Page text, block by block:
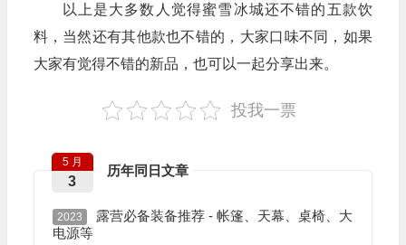
以上是大多数人觉得蜜雪冰城还不错的五款饮
料，当然还有其他款也不错的，大家口味不同，如果
大家有觉得不错的新品，也可以一起分享出来。
投我一票
历年同日文章
5 月
3
2023
露营必备装备推荐 - 帐篷、天幕、桌椅、大
电源等